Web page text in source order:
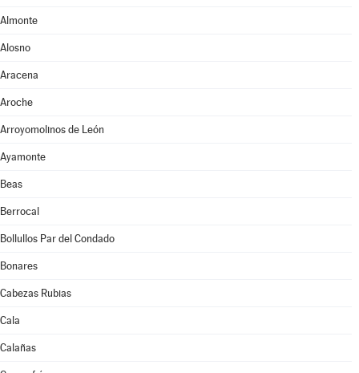
Almonte
Alosno
Aracena
Aroche
Arroyomolinos de León
Ayamonte
Beas
Berrocal
Bollullos Par del Condado
Bonares
Cabezas Rubias
Cala
Calañas